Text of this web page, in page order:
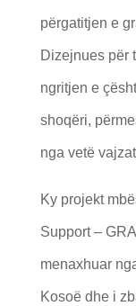
përgatitjen e
Dizejnues për
ngritjen e
shoqëri,
nga vetë
Ky projekt
Support –
menaxhuar
Kosoë dhe i